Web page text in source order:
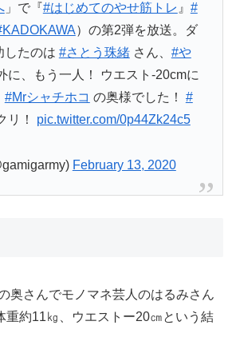
」で『#はじめてのやせ筋トレ 』 #
）の第2弾を放送。ダ
したのは #さとう珠緒さん、 #や
に、もう一人！ ウエスト-20cmに
#Mrシャチホコ の奥様でした！ #
リ！ pic.twitter.com/0p44Zk24c5
February 13, 2020
奥さんでモノマネ芸人のはるみさん
重約11㎏、ウエストー20㎝という結